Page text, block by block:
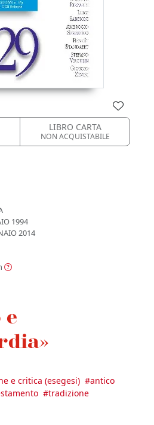
LIBRO CARTA
NON ACQUISTABILE
1994
2014
e
e critica (esegesi) #antico
#tradizione